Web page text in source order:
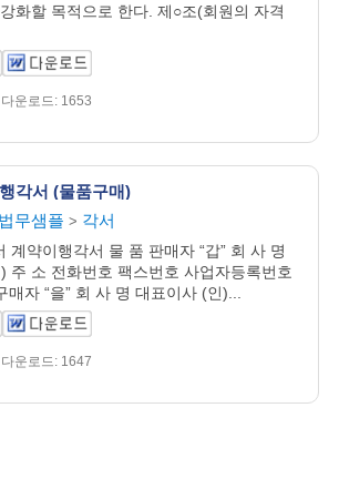
화할 목적으로 한다. 제○조(회원의 자격
운로드: 1653
각서 (물품구매)
법무샘플 > 각서
계약이행각서 물 품 판매자 “갑” 회 사 명
주 소 전화번호 팩스번호 사업자등록번호
매자 “을” 회 사 명 대표이사 (인)...
운로드: 1647